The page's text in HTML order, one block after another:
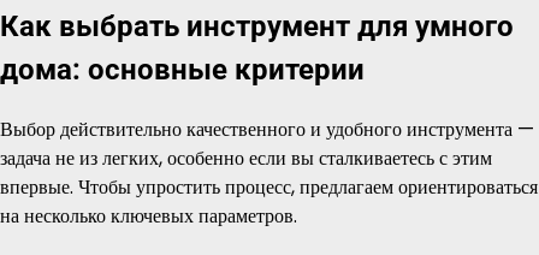
Как выбрать инструмент для умного
дома: основные критерии
Выбор действительно качественного и удобного инструмента —
задача не из легких, особенно если вы сталкиваетесь с этим
впервые. Чтобы упростить процесс, предлагаем ориентироваться
на несколько ключевых параметров.